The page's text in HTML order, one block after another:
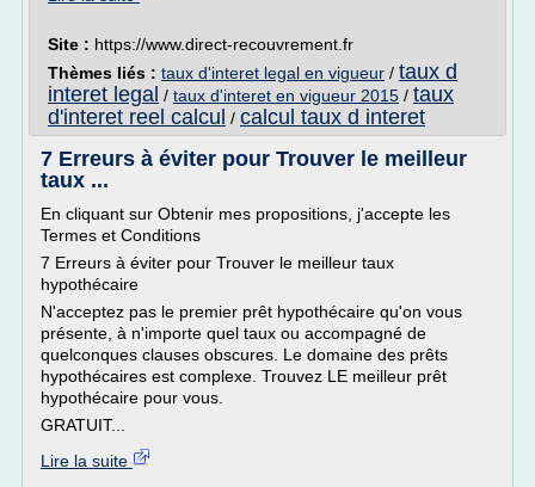
Site : https://www.direct-recouvrement.fr
Thèmes liés : taux d'interet legal en vigueur / taux d
interet legal / taux d'interet en vigueur 2015 / taux
d'interet reel calcul / calcul taux d interet
7 Erreurs à éviter pour Trouver le meilleur
taux ...
En cliquant sur Obtenir mes propositions, j'accepte les
Termes et Conditions
7 Erreurs à éviter pour Trouver le meilleur taux
hypothécaire
N'acceptez pas le premier prêt hypothécaire qu'on vous
présente, à n'importe quel taux ou accompagné de
quelconques clauses obscures. Le domaine des prêts
hypothécaires est complexe. Trouvez LE meilleur prêt
hypothécaire pour vous.
GRATUIT...
Lire la suite